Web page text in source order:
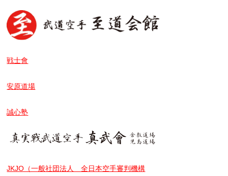
戦士會
安原道場
誠心塾
JKJO（一般社団法人 全日本空手審判機構